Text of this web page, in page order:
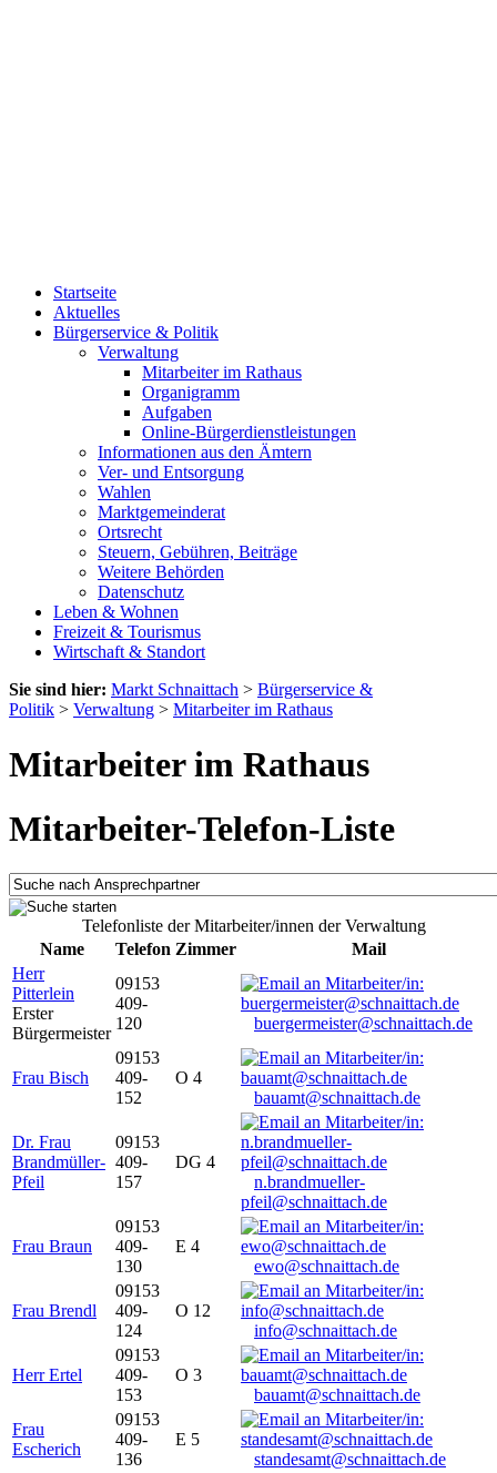
Startseite
Aktuelles
Bürgerservice & Politik
Verwaltung
Mitarbeiter im Rathaus
Organigramm
Aufgaben
Online-Bürgerdienstleistungen
Informationen aus den Ämtern
Ver- und Entsorgung
Wahlen
Marktgemeinderat
Ortsrecht
Steuern, Gebühren, Beiträge
Weitere Behörden
Datenschutz
Leben & Wohnen
Freizeit & Tourismus
Wirtschaft & Standort
Sie sind hier: Markt Schnaittach > Bürgerservice &
Politik > Verwaltung > Mitarbeiter im Rathaus
Mitarbeiter im Rathaus
Mitarbeiter-Telefon-Liste
Telefonliste der Mitarbeiter/innen der Verwaltung
Name
Telefon Zimmer
Mail
Herr
Pitterlein
Erster
Bürgermeister
09153
409-
120
buergermeister@schnaittach.de
Frau Bisch
09153
409-
152
O 4
bauamt@schnaittach.de
Dr. Frau
Brandmüller-
Pfeil
09153
409-
157
DG 4
n.brandmueller-
pfeil@schnaittach.de
Frau Braun
09153
409-
130
E 4
ewo@schnaittach.de
Frau Brendl
09153
409-
124
O 12
info@schnaittach.de
Herr Ertel
09153
409-
153
O 3
bauamt@schnaittach.de
Frau
Escherich
09153
409-
136
E 5
standesamt@schnaittach.de